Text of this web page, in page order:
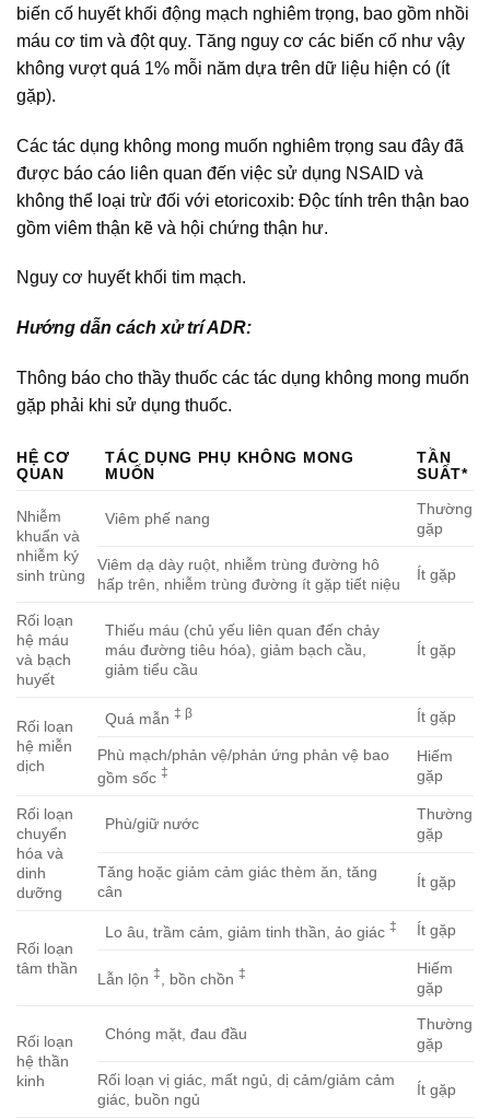
biến cố huyết khối động mạch nghiêm trọng, bao gồm nhồi
máu cơ tim và đột quỵ. Tăng nguy cơ các biến cố như vậy
không vượt quá 1% mỗi năm dựa trên dữ liệu hiện có (ít
gặp).
Các tác dụng không mong muốn nghiêm trọng sau đây đã
được báo cáo liên quan đến việc sử dụng NSAID và
không thể loại trừ đối với etoricoxib: Độc tính trên thận bao
gồm viêm thận kẽ và hội chứng thận hư.
Nguy cơ huyết khối tim mạch.
Hướng dẫn cách xử trí ADR:
Thông báo cho thầy thuốc các tác dụng không mong muốn
gặp phải khi sử dụng thuốc.
HỆ CƠ
QUAN
TÁC DỤNG PHỤ KHÔNG MONG
MUỐN
TẦN
SUẤT*
Nhiễm
khuẩn và
nhiễm ký
sinh trùng
Viêm phế nang
Thường
gặp
Viêm dạ dày ruột, nhiễm trùng đường hô
hấp trên, nhiễm trùng đường ít gặp tiết niệu
Ít gặp
Rối loạn
hệ máu
và bạch
huyết
Thiếu máu (chủ yếu liên quan đến chảy
máu đường tiêu hóa), giảm bạch cầu,
giảm tiểu cầu
Ít gặp
Rối loạn
hệ miễn
dịch
Quá mẫn‡ β Ít gặp
Phù mạch/phản vệ/phản ứng phản vệ bao
gồm sốc ‡
Hiếm
gặp
Rối loạn
chuyển
hóa và
dinh
dưỡng
Phù/giữ nước
Thường
gặp
Tăng hoặc giảm cảm giác thèm ăn, tăng
cân
Ít gặp
Rối loạn
tâm thần
Lo âu, trầm cảm, giảm tinh thần, ảo giác‡ Ít gặp
Lẫn lộn ‡ , bồn chồn ‡
Hiếm
gặp
Rối loạn
hệ thần
kinh
Chóng mặt, đau đầu
Thường
gặp
Rối loạn vị giác, mất ngủ, dị cảm/giảm cảm
giác, buồn ngủ
Ít gặp